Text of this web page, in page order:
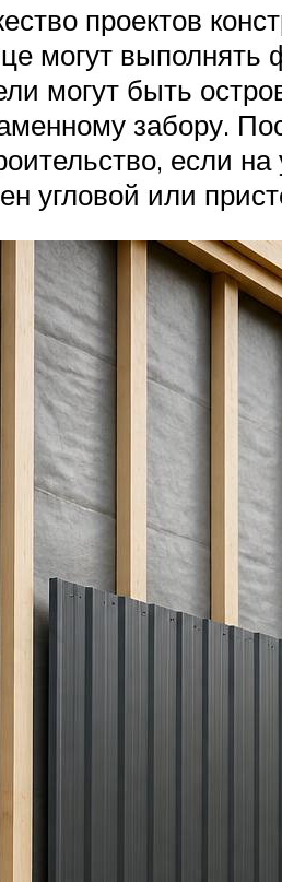
проектов
могут выполнять
могут быть
забору.
если
угловой или